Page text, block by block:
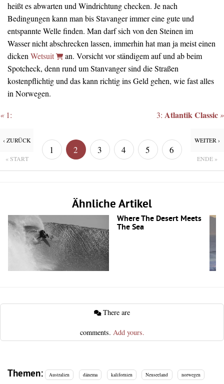
heißt es abwarten und Windrichtung checken. Je nach
Bedingungen kann man bis Stavanger immer eine gute und
entspannte Welle finden. Man darf sich von den Steinen im
Wasser nicht abschrecken lassen, immerhin hat man ja meist einen
dickenWetsuit
an. Vorsicht vor ständigem auf und ab beim
Spotcheck, denn rund um Stanvanger sind die Straßen
kostenpflichtig und das kann richtig ins Geld gehen, wie fast alles
in Norwegen.
«1: 3: Atlantik Classic»
‹ ZURÜCK
« START
1 2 3 4 5 6
WEITER ›
ENDE »
Ähnliche Artikel
Where The Desert Meets
The Sea
comments. Add yours.
Themen: Australien dänema kalifornien Neuseeland norwegen